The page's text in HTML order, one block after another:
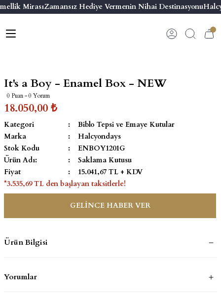
MirasıZamansız Hediye Vermenin Nihai Destinasyonu
Geri Dön
Geri Dön
ve Aksesuarlar
Mum
Geri Dön
Geri Dön
Seriler
Elephant
It's a Boy - Enamel Box - NEW
0 Puan - 0 Yorum
18.050,00 ₺
Kategori
Biblo Tepsi ve Emaye Kutular
Marka
Halcyondays
Stok Kodu
ENBOY1201G
Ürün Adı:
Saklama Kutusu
Fiyat
15.041,67 TL + KDV
*3.535,69 TL den başlayan taksitlerle!
GELİNCE HABER VER
Ürün Bilgisi
Yorumlar